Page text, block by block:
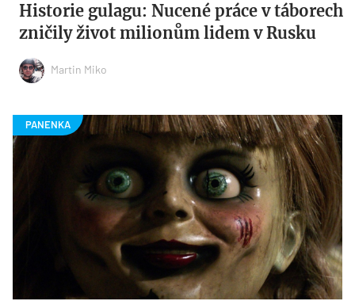
Historie gulagu: Nucené práce v táborech
zničily život milionům lidem v Rusku
Martin Miko